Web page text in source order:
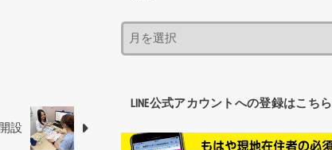
設
LINE公式アカウントへの登録はこちら